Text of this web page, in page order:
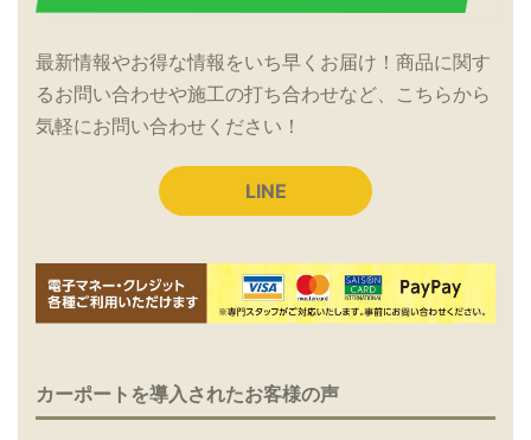
最新情報やお得な情報をいち早くお届け！商品に関す
るお問い合わせや施工の打ち合わせなど、こちらから
気軽にお問い合わせください！
LINE
カーポートを導入されたお客様の声